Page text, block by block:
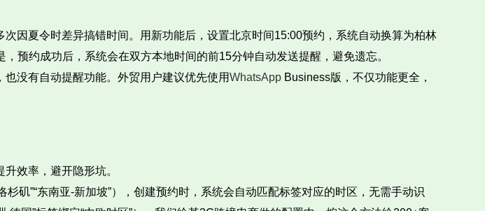
因夏令时差异搞错时间。用新功能后，设置北京时间15:00预约，系统自动换算为柏林
预约成功后，系统会在双方本地时间的前15分钟自动发送提醒，避免遗忘。
没有自动提醒功能。外贸用户建议优先使用WhatsApp Business版，不仅功能更全，
效率，避开隐形坑。
矶”“东南亚-新加坡”），创建预约时，系统会自动匹配标签对应的时区，无需手动识